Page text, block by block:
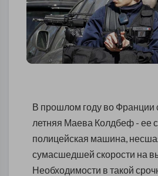
В прошлом году во Франции
летняя Маева Колдбеф - ее
полицейская машина,
сумасшедшей скорости на
Необходимости в такой